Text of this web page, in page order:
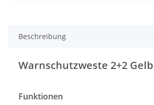
Beschreibung
Warnschutzweste 2+2 Gelb
Funktionen